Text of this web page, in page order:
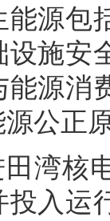
能源包
施安
源消
公正
湾核
入运